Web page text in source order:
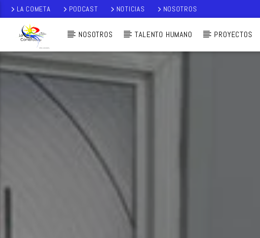
LA COMETA PODCAST NOTICIAS NOSOTROS
NOSOTROS TALENTO HUMANO PROYECTOS
AUDIO EN VI
LA COMETA,
SEÑALES A CIELO